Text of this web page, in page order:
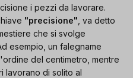
i pezzi da lavorare.
"precisione" , va detto
che si svolge
esempio, un falegname
del centimetro, mentre
lavorano di solito al